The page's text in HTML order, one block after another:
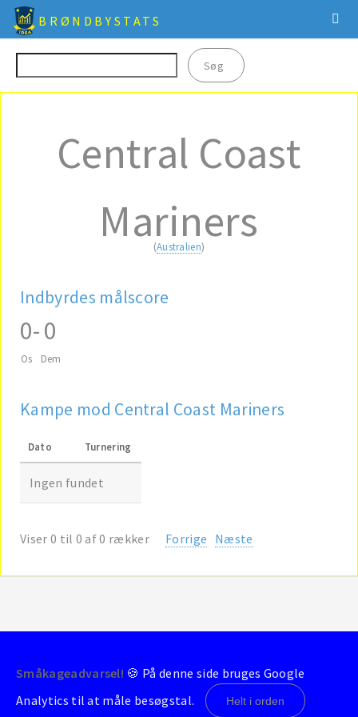
BRØNDBYSTATS
Central Coast
Mariners
(Australien)
Indbyrdes målscore
0
Os
-0
Dem
Kampe mod Central Coast Mariners
Dato Turnering
Ingen fundet
Viser 0 til 0 af 0 rækker Forrige Næste
© 2004-2026 - BrondbyStats
Småkageadvarsel! 🍪 På denne side bruges Google
Analytics til at måle besøgstal.
Helt i orden